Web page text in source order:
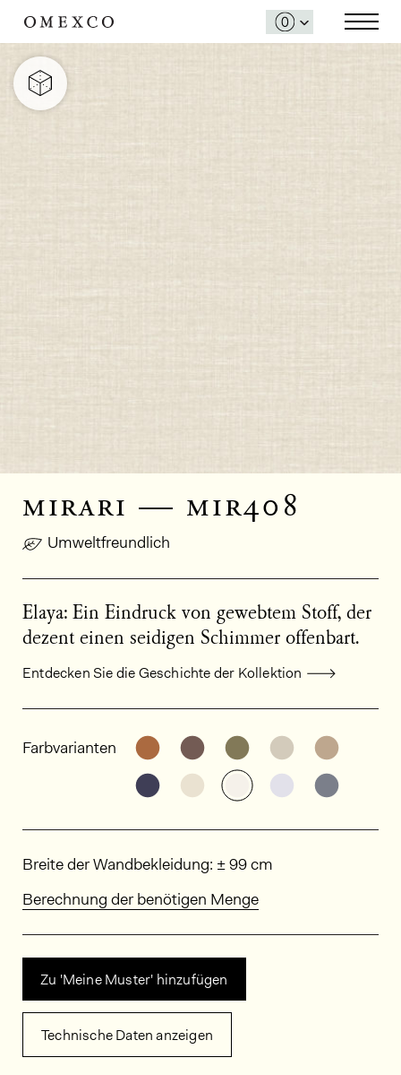
mirari — mir408
Umweltfreundlich
Elaya: Ein Eindruck von gewebtem Stoff, der
dezent einen seidigen Schimmer offenbart.
Entdecken Sie die Geschichte der Kollektion
Farbvarianten Weitere Varianten entdecken:
Weitere Varianten
Weitere Varianten
Weitere
Weitere Varianten entdecken:
Weitere Varianten
Weitere Varianten
Weitere
Abmessungen
Breite der Wandbekleidung: ± 99 cm
Berechnung der benötigen Menge
Zu 'Meine Muster' hinzufügen
Technische Daten anzeigen